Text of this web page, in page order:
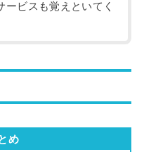
ービスも覚えといてく
め